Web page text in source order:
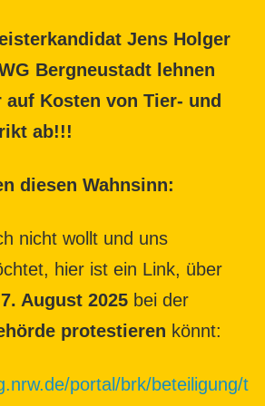
Jens Holger
Bergneustadt lehnen
Kosten von Tier- und
ab!!!
diesen Wahnsinn:
nicht wollt und uns
hier ist ein Link, über
7. August 2025 bei der
protestieren könnt:
portal/brk/beteiligung/t